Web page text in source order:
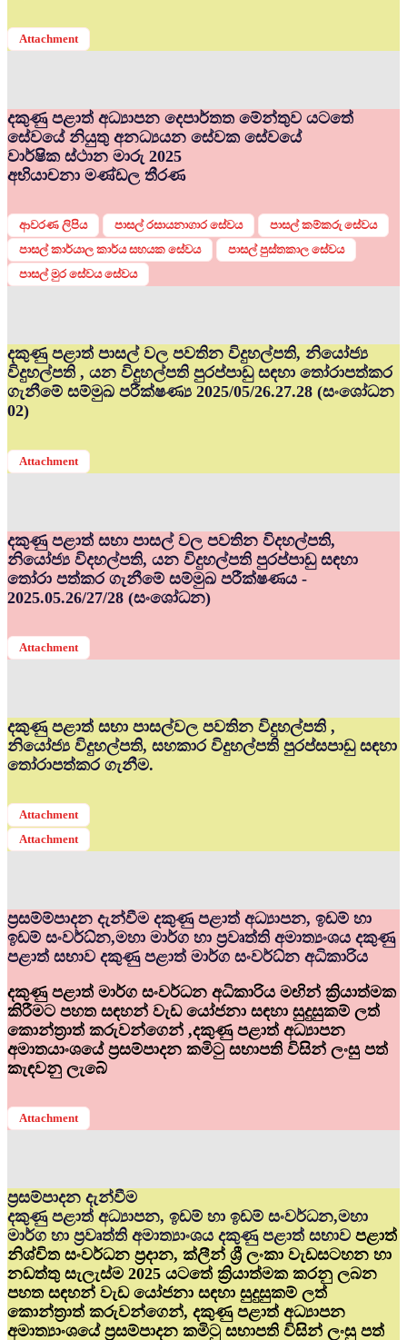
Attachment
දකුණු පළාත් අධ්‍යාපන දෙපාර්තත මේන්තුව යටතේ
සේවයේ නියුතු අනධ්‍යයන සේවක සේවයේ
වාර්ෂික ස්ථාන මාරු 2025
අභියාචනා මණ්ඩල තීරණ
ආවරණ ලිපිය පාසල් රසායනාගාර සේවය
පාසල් කම්කරු සේවය
පාසල් කාර්යාල කාර්ය සහයක සේවය
පාසල් පුස්තකාල සේවය
පාසල් මුර සේවය සේවය
දකුණු පළාත් පාසල් වල පවතින විදුහල්පති, නියෝජ්‍ය
විදුහල්පති , යන විදුහල්පති පුරප්පාඩු සඳහා තෝරාපත්කර
ගැනීමේ සම්මුඛ පරීක්ෂණ්‍ය 2025/05/26.27.28 (සංශෝධන
02)
Attachment
දකුණු පළාත් සභා පාසල් වල පවතින විදහල්පති,
නියෝජ්‍ය විදහල්පති, යන විදුහල්පති පුරප්පාඩු සඳහා
තෝරා පත්කර ගැනීමේ සම්මුඛ පරීක්ෂණය -
2025.05.26/27/28 (සංශෝධන)
Attachment
දකුණු පළාත් සභා පාසල්වල පවතින විදුහල්පති ,
නියෝජ්‍ය විදුහල්පති, සහකාර විදුහල්පති පුරප්සපාඩු සඳහා
තෝරාපත්කර ගැනීම.
Attachment
Attachment
ප්‍රසම්ම්පාදන දැන්වීම දකුණු පළාත් අධ්‍යාපන, ඉඩම් හා
ඉඩම් සංවර්ධ්‍න,මහා මාර්ග හා ප්‍රවෘත්ති අමාත්‍යංශය දකුණු
පළාත් සභාව දකුණු පළාත් මාර්ග සංවර්ධ්‍න අධිකාරිය
දකුණු පළාත් මාර්ග සංවර්ධන අධිකාරිය මඟින් ක්‍රියාත්මක
කිරීමට පහත සඳහන් වැඩ යෝජනා සඳහා සුදුසුකම් ලත්
කොන්ත්‍රාත් කරුවන්ගෙන් ,දකුණු පළාත් අධ්‍යාපන
අමාතයාංශයේ ප්‍රසම්පාදන කමිටු සභාපති විසින් ලංසු පත්
කැඳවනු ලැබේ
Attachment
ප්‍රසම්පාදන දැන්වීම
දකුණු පළාත් අධ්‍යාපන, ඉඩම් හා ඉඩම් සංවර්ධන,මහා
මාර්ග හා ප්‍රවෘත්ති අමාත්‍යාංශය දකුණු පළාත් සභාව පළාත්
නිශ්චිත සංවර්ධන ප්‍රදාන, ක්ලීන් ශ්‍රී ලංකා වැඩසටහන හා
නඩත්තු සැලැස්ම 2025 යටතේ ක්‍රියාත්මක කරනු ලබන
පහත සඳහන් වැඩ යෝජනා සඳහා සුදුසුකම් ලත්
කොන්ත්‍රාත් කරුවන්ගෙන්, දකුණු පළාත් අධ්‍යාපන
අමාත්‍යාංශයේ ප්‍රසම්පාදන කමිටු සභාපති විසින් ලංසු පත්